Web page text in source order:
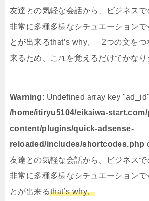
友達との気軽な会話から、ビジネス
非常に多種多様なシチュエーションで
とが出来るthat’s why。 2つの文をつ
来るため、これを覚えるだけでかな
Warning: Undefined array key
/home/itiryu5104/eikaiwa-
content/plugins/quick-adsense-
reloaded/includes/shortcodes.php
友達との気軽な会話から、ビジネス
非常に多種多様なシチュエーションで
とが出来るthat’s why。